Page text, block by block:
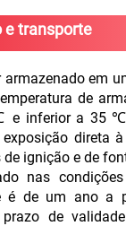
e transporte
armazenado em
de
e inferior a 35
direta
ignição e de
nas
é de um ano a
de